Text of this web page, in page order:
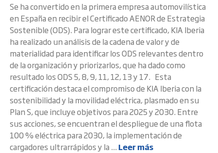
Se ha convertido en la primera empresa automovilística
en España en recibir el Certificado AENOR de Estrategia
Sostenible (ODS). Para lograr este certificado, KIA Iberia
ha realizado un análisis de la cadena de valor y de
materialidad para identificar los ODS relevantes dentro
de la organización y priorizarlos, que ha dado como
resultado los ODS 5, 8, 9, 11, 12, 13 y 17. Esta
certificación destaca el compromiso de KIA Iberia con la
sostenibilidad y la movilidad eléctrica, plasmado en su
Plan S, que incluye objetivos para 2025 y 2030. Entre
sus acciones, se encuentran el despliegue de una flota
100 % eléctrica para 2030, la implementación de
cargadores ultrarrápidos y la ... Leer más